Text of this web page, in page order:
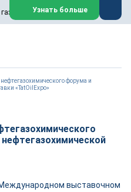
паровых турбин
газовых и паровых
восстановлением,
ТЭС,
7802588950
Узнать больше
нефтегазохимического форума и
«TatOilExpo»
Международном выставочном